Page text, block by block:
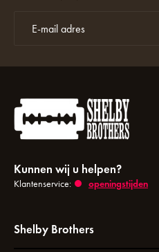
Kunnen wij u helpen?
Klantenservice: openingstijden
Shelby Brothers